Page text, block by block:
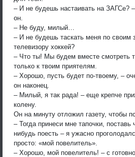
– И не будешь настаивать на ЗАГСе?
он.
– Не буду, милый…
– И не будешь таскать меня по своим
телевизору хоккей?
– Что ты! Мы будем вместе смотреть
только к твоим приятелям.
– Хорошо, пусть будет по-твоему, –
он наконец.
– Милый, я так рада! – еще крепче
колену.
Он на минуту отложил газету, чтобы
– Тогда принеси мне тапочки, поставь
нибудь поесть – я ужасно
просто: «мой повелитель».
– Хорошо, мой повелитель! – с